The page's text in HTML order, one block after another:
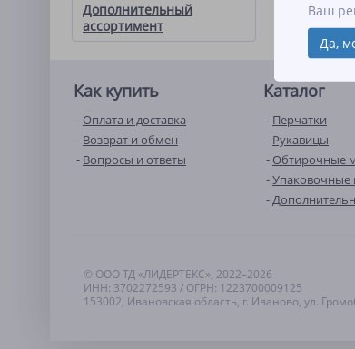
Ваш
Да,
Дополнительный
ассортимент
Как купить
Оплата и доставка
Возврат и обмен
Вопросы и ответы
Каталог
Перчатки
Рукавицы
Обтирочные
Упаковочные
© ООО ТД «ЛИДЕРТЕКС», 2022–2026
ИНН: 3702272593 / ОГРН: 1223700009125
153002, Ивановская область, г. Иваново, ул.